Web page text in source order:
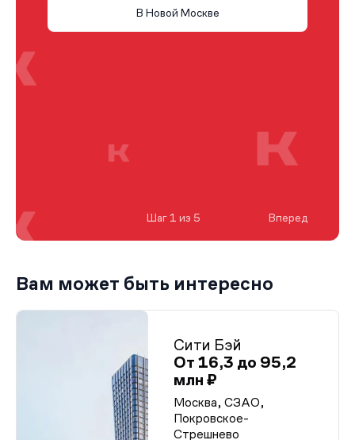
В Новой Москве
Шаг 1 из 5 Вперед
Вам может быть интересно
Сити Бэй
От 16,3 до 95,2
млн ₽
Москва, СЗАО,
Покровское-
Стрешнево